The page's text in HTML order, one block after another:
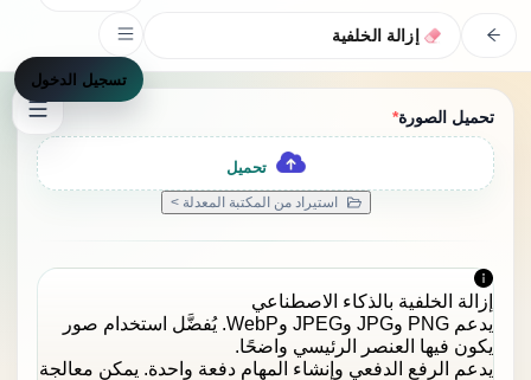
إزالة الخلفية
تسجيل الدخول
تحميل الصورة*
تحميل
استيراد من المكتبة المعدلة >
إزالة الخلفية بالذكاء الاصطناعي
يدعم PNG وJPG وJPEG وWebP. يُفضَّل استخدام صور
يكون فيها العنصر الرئيسي واضحًا.
يدعم الرفع الدفعي وإنشاء المهام دفعة واحدة. يمكن معالجة